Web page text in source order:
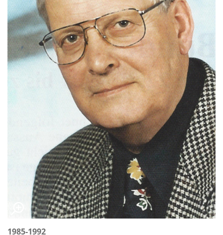
1985-1992